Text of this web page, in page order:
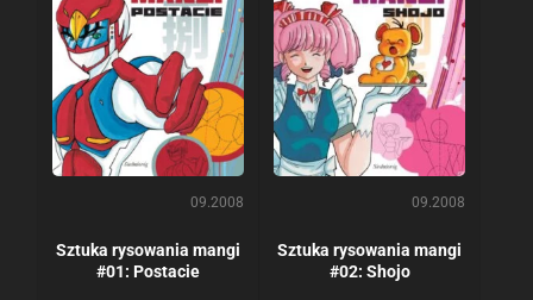
09.2008
Sztuka rysowania mangi
#01: Postacie
09.2008
Sztuka rysowania mangi
#02: Shojo